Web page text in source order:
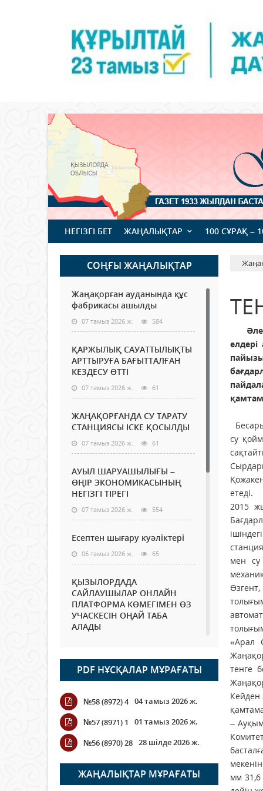
НЕГІЗГІ БЕТ ЖАҢАЛЫҚТАР 100 СҰРАҚ –
СОҢҒЫ ЖАҢАЛЫҚТАР
Жаңақорған ауданында құс
фабрикасы ашылды
07 тамыз 2026 ж. 584
ҚАРЖЫЛЫҚ САУАТТЫЛЫҚТЫ
АРТТЫРУҒА БАҒЫТТАЛҒАН
КЕЗДЕСУ ӨТТІ
07 тамыз 2026 ж. 61
ЖАҢАҚОРҒАНДА СУ ТАРАТУ
СТАНЦИЯСЫ ІСКЕ ҚОСЫЛДЫ
07 тамыз 2026 ж. 61
АУЫЛ ШАРУАШЫЛЫҒЫ –
ӨҢІР ЭКОНОМИКАСЫНЫҢ
НЕГІЗГІ ТІРЕГІ
07 тамыз 2026 ж. 554
Есептен шығару куәліктері
06 тамыз 2026 ж. 65
ҚЫЗЫЛОРДАДА
САЙЛАУШЫЛАР ОНЛАЙН
ПЛАТФОРМА КӨМЕГІМЕН ӨЗ
УЧАСКЕСІН ОҢАЙ ТАБА
АЛАДЫ
Open Air: Қызылорда
облысы полиция
департаменті 20 мыңнан
астам көрерменнің
қауіпсіздігін қамтамасыз етті
ҚАЛАЙ ӨТЕДІ?
06 тамыз 2026 ж. 256
PDF НҰСҚАЛАР МҰРАҒАТЫ
№58 (8972) 4 04 тамыз 2026 ж.
№57 (8971) 1
01 тамыз 2026 ж.
№56 (8970) 28 28 шілде 2026 ж.
ЖАҢАЛЫҚТАР МҰРАҒАТЫ
су
етеді.
2015
мен су
«Арал
тенге
Кейден
–
мм